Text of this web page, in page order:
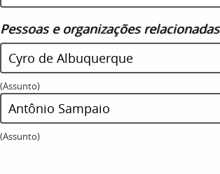
Pessoas e organizações relacionadas
Cyro de Albuquerque
(Assunto)
Antônio Sampaio
(Assunto)